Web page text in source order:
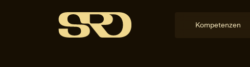
Kompetenzen